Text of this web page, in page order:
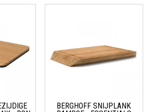
BERGHOFF SNIJPLANK